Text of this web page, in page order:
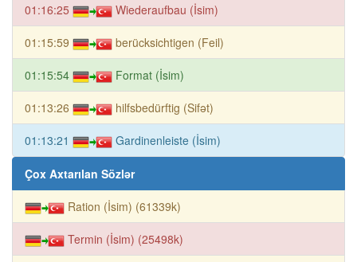
01:16:25 Wiederaufbau (İsim)
01:15:59 berücksichtigen (Feil)
01:15:54 Format (İsim)
01:13:26 hilfsbedürftig (Sifət)
01:13:21 Gardinenleiste (İsim)
Çox Axtarılan Sözlər
Ration (İsim) (61339k)
Termin (İsim) (25498k)